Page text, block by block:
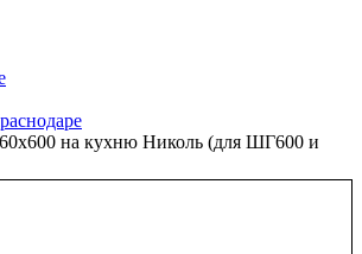
на кухню Николь (для ШГ600 и